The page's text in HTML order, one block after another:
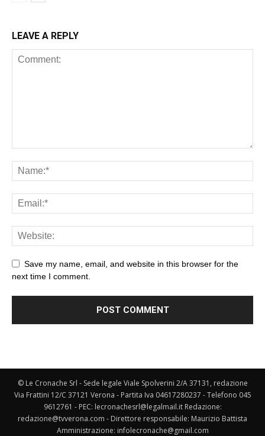
LEAVE A REPLY
Save my name, email, and website in this browser for the
next time I comment.
© Le Cronache Srl - Sede legale Viale Spolverini 2/A 37131, redazione
Via Frattini 12/C 37121 Verona - Partita Iva 04617280237 - Telefono 045
9612761 - PEC: lecronachesrl@legalmail.it Redazione:
redazione@tvverona.com - Direttore responsabile: Maurizio Battista
Amministrazione: infolecronache@gmail.com